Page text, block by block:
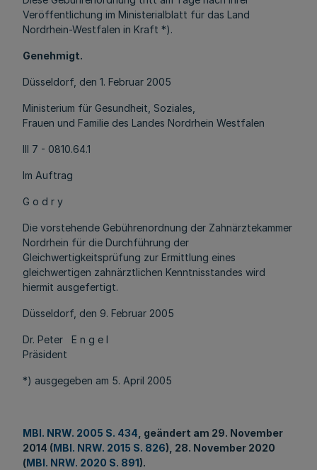
Veröffentlichung im Ministerialblatt für das Land
Nordrhein-Westfalen in Kraft *).
Genehmigt.
Düsseldorf, den 1. Februar 2005
Ministerium für Gesundheit, Soziales,
Frauen und Familie des Landes Nordrhein Westfalen
III 7 - 0810.64.1
Im Auftrag
G o d r y
Die vorstehende Gebührenordnung der Zahnärztekammer
Nordrhein für die Durchführung der
Gleichwertigkeitsprüfung zur Ermittlung eines
gleichwertigen zahnärztlichen Kenntnisstandes wird
hiermit ausgefertigt.
Düsseldorf, den 9. Februar 2005
Dr. Peter E n g e l
Präsident
*) ausgegeben am 5. April 2005
MBl. NRW. 2005 S. 434 , geändert am 29. November
2014 (MBl. NRW. 2015 S. 826), 28. November 2020
(MBl. NRW. 2020 S. 891).